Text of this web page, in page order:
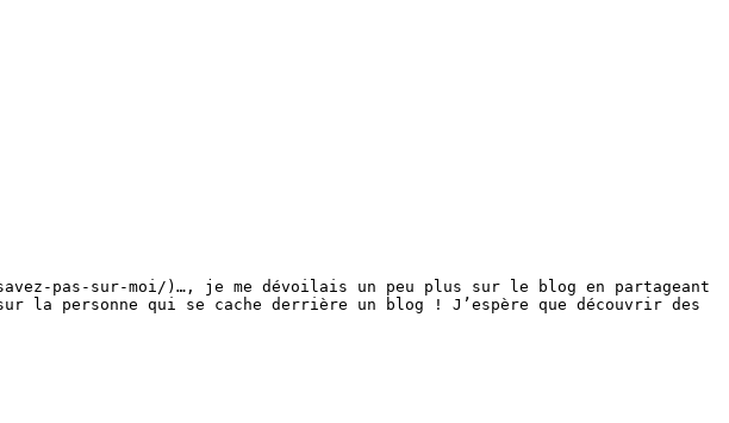
pas-sur-moi/)…, je me dévoilais un peu plus sur le blog en partageant
la personne qui se cache derrière un blog ! J’espère que découvrir des